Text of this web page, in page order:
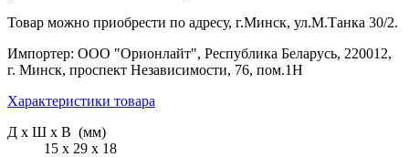
Товар можно приобрести по адресу, г.Минск, ул.М.Танка 30/2.
Импортер: ООО "Орионлайт", Республика Беларусь, 220012,
г. Минск, проспект Независимости, 76, пом.1Н
Характеристики товара
Д х Ш х В (мм)
15 х 29 х 18